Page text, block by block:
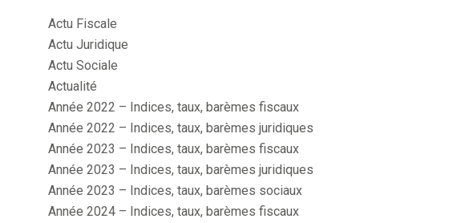
Actu Fiscale
Actu Juridique
Actu Sociale
Actualité
Année 2022 – Indices, taux, barèmes fiscaux
Année 2022 – Indices, taux, barèmes juridiques
Année 2023 – Indices, taux, barèmes fiscaux
Année 2023 – Indices, taux, barèmes juridiques
Année 2023 – Indices, taux, barèmes sociaux
Année 2024 – Indices, taux, barèmes fiscaux